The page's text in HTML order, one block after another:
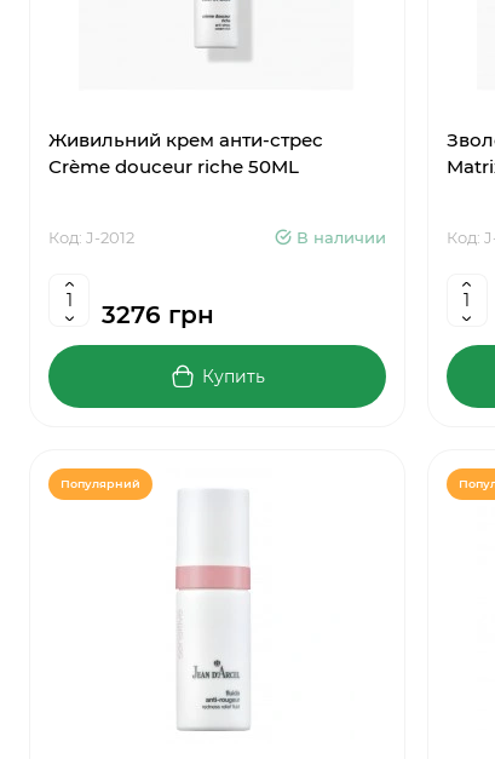
Живильний крем анти-стрес
Сrème douceur riche 50ML
Код: J-2012 В наличии
3276 грн
Купить
Код:
Популярний